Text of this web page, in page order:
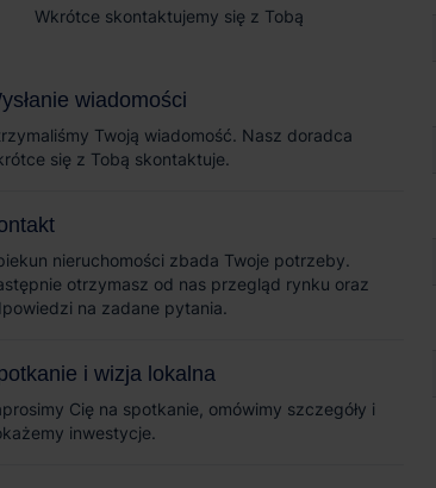
Wkrótce skontaktujemy się z Tobą
wiadomości
Twoją wiadomość. Nasz doradca
się z Tobą skontaktuje.
nieruchomości zbada Twoje potrzeby.
otrzymasz od nas przegląd rynku oraz
na zadane pytania.
i wizja lokalna
Cię na spotkanie, omówimy szczegóły i
inwestycje.
Wkrótce skontaktujemy się z Tobą
wiadomości
Twoją wiadomość. Nasz doradca
się z Tobą skontaktuje.
nieruchomości zbada Twoje potrzeby.
otrzymasz od nas przegląd rynku oraz
na zadane pytania.
i wizja lokalna
Cię na spotkanie, omówimy szczegóły i
inwestycje.